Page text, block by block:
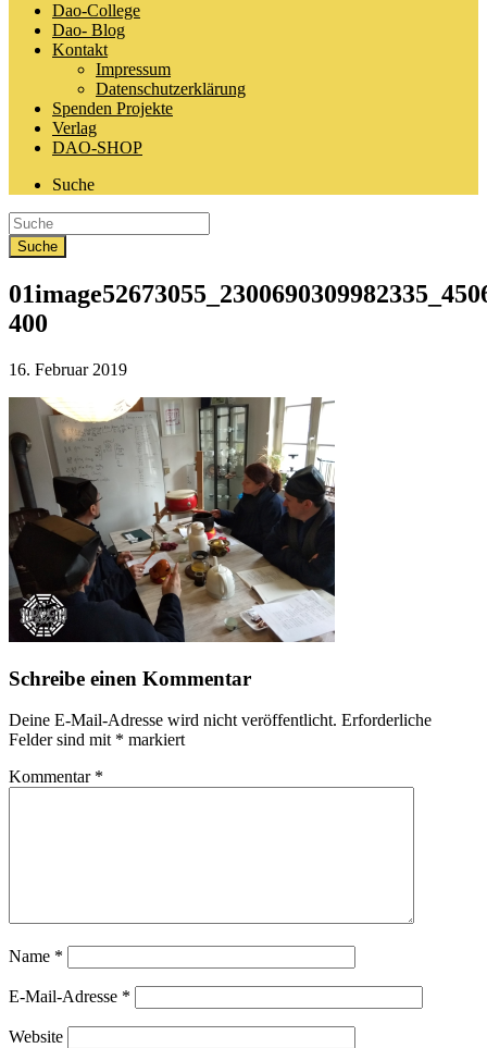
Dao-College
Dao- Blog
Kontakt
Impressum
Datenschutzerklärung
Spenden Projekte
Verlag
DAO-SHOP
Suche
400
Veröffentlicht
16. Februar 2019
Schreibe einen Kommentar
Deine E-Mail-Adresse wird nicht veröffentlicht. Erforderliche
Felder sind mit * markiert
Kommentar *
Name *
E-Mail-Adresse *
Website